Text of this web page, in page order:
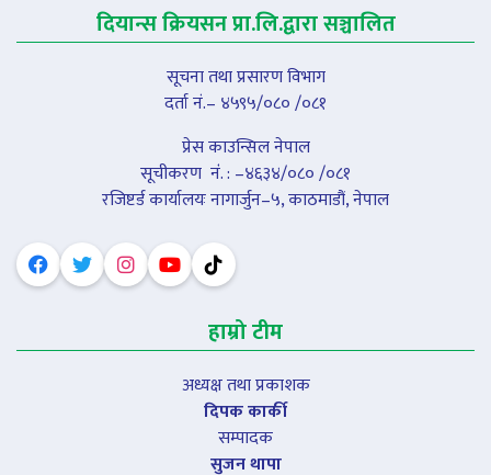
दियान्स क्रियसन प्रा.लि.द्वारा सञ्चालित
सूचना तथा प्रसारण विभाग
दर्ता नं.– ४५९५/०८० /०८१
प्रेस काउन्सिल नेपाल
सूचीकरण नंं. : –४६३४/०८० /०८१
रजिष्टर्ड कार्यालयः नागार्जुन–५, काठमाडौं, नेपाल
हाम्रो टीम
अध्यक्ष तथा प्रकाशक
दिपक कार्की
सम्पादक
सुजन थापा